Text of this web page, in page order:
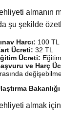
almanın
şu şekilde
Harcı: 100 TL
Ücreti: 32 TL
Ücreti:
ve Harç
almak